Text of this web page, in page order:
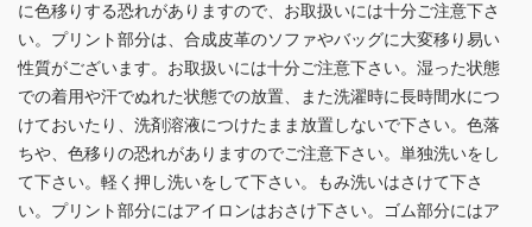
に色移りする恐れがありますので、お取扱いには十分ご注意下さ
い。プリント部分は、合成皮革のソファやバッグに大変移り易い
性質がございます。お取扱いには十分ご注意下さい。湿った状態
での着用や汗でぬれた状態での放置、また洗濯時に長時間水につ
けておいたり、洗剤溶液につけたまま放置しないで下さい。色落
ちや、色移りの恐れがありますのでご注意下さい。単独洗いをし
て下さい。軽く押し洗いをして下さい。もみ洗いはさけて下さ
い。プリント部分にはアイロンはおさけ下さい。ゴム部分にはア